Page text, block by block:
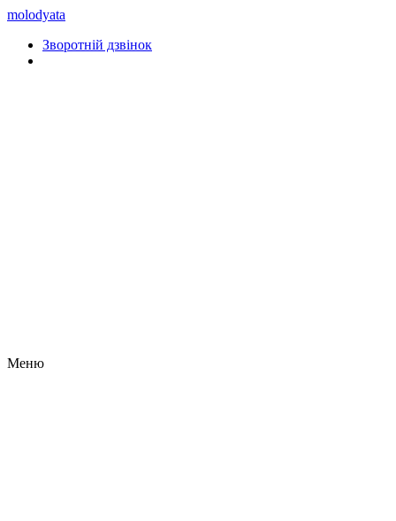
molodyata
Зворотній дзвінок
Меню